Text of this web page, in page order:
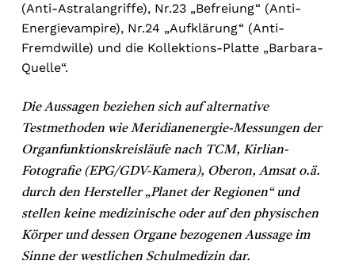
(Anti-Astralangriffe), Nr.23 „Befreiung“ (Anti-
Energievampire), Nr.24 „Aufklärung“ (Anti-
Fremdwille) und die Kollektions-Platte „Barbara-
Quelle“.
Die Aussagen beziehen sich auf alternative
Testmethoden wie Meridianenergie-Messungen der
Organfunktionskreisläufe nach TCM, Kirlian-
Fotografie (EPG/GDV-Kamera), Oberon, Amsat o.ä.
durch den Hersteller „Planet der Regionen“ und
stellen keine medizinische oder auf den physischen
Körper und dessen Organe bezogenen Aussage im
Sinne der westlichen Schulmedizin dar.